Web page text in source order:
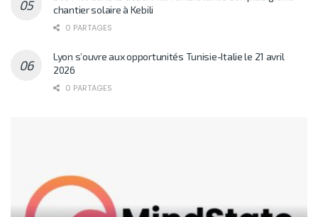
chantier solaire à Kebili
0 PARTAGES
Lyon s’ouvre aux opportunités Tunisie-Italie le 21 avril
2026
0 PARTAGES